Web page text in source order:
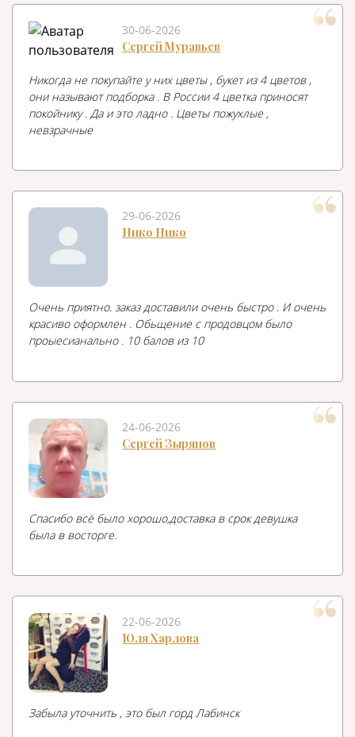
30-06-2026
Сергей Муравьев
Никогда не покупайте у них цветы , букет из 4 цветов ,
они называют подборка . В России 4 цветка приносят
покойнику . Да и это ладно . Цветы пожухлые ,
невзрачные
29-06-2026
Нико Нико
Очень приятно. заказ доставили очень быстро . И очень
красиво оформлен . Обьщение с продовцом было
проыесианально . 10 балов из 10
24-06-2026
Сергей Зырянов
Спасибо всё было хорошо,доставка в срок девушка
была в восторге.
22-06-2026
Юля Харлова
Забыла уточнить , это был горд Лабинск